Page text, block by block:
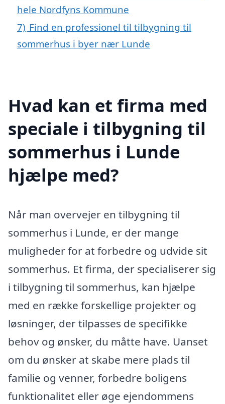
hele Nordfyns Kommune
7) Find en professionel til tilbygning til
sommerhus i byer nær Lunde
Hvad kan et firma med
speciale i tilbygning til
sommerhus i Lunde
hjælpe med?
Når man overvejer en tilbygning til
sommerhus i Lunde, er der mange
muligheder for at forbedre og udvide sit
sommerhus. Et firma, der specialiserer sig
i tilbygning til sommerhus, kan hjælpe
med en række forskellige projekter og
løsninger, der tilpasses de specifikke
behov og ønsker, du måtte have. Uanset
om du ønsker at skabe mere plads til
familie og venner, forbedre boligens
funktionalitet eller øge ejendommens